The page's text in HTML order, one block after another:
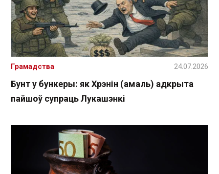
Бунт у бункеры: як Хрэнін (амаль) адкрыта
пайшоў супраць Лукашэнкі
Грамадства 24.07.2026